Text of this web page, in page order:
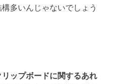
多いんじゃないでしょう
リップボードに関するあれ